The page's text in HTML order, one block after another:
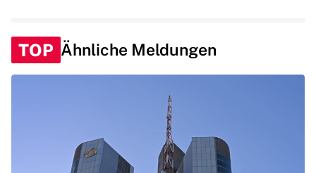
TOP Ähnliche Meldungen